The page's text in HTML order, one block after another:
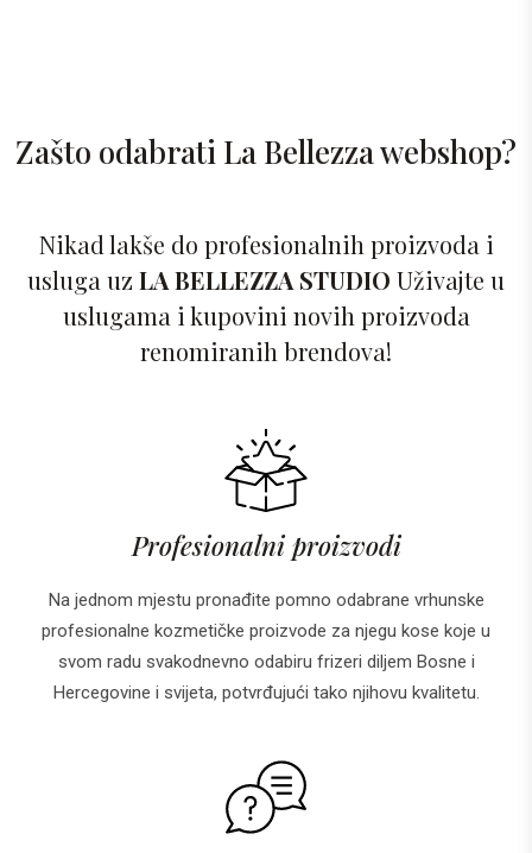
Zašto odabrati La Bellezza webshop?
Nikad lakše do profesionalnih proizvoda i
usluga uz LA BELLEZZA STUDIO Uživajte u
uslugama i kupovini novih proizvoda
renomiranih brendova!
Profesionalni proizvodi
Na jednom mjestu pronađite pomno odabrane vrhunske
profesionalne kozmetičke proizvode za njegu kose koje u
svom radu svakodnevno odabiru frizeri diljem Bosne i
Hercegovine i svijeta, potvrđujući tako njihovu kvalitetu.